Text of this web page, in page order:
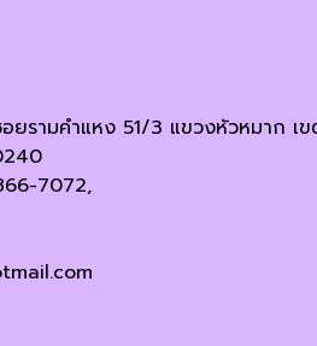
ยรามคำแหง 51/3 แขวงหัวหมาก เ
7072,